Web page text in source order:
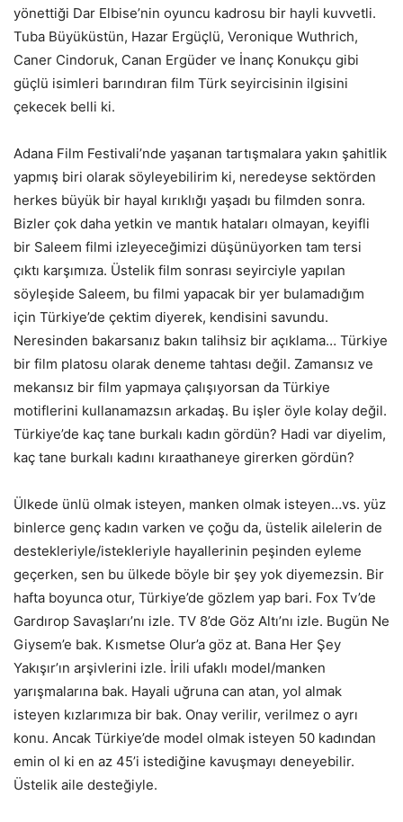
yönettiği Dar Elbise’nin oyuncu kadrosu bir hayli kuvvetli.
Tuba Büyüküstün, Hazar Ergüçlü, Veronique Wuthrich,
Caner Cindoruk, Canan Ergüder ve İnanç Konukçu gibi
güçlü isimleri barındıran film Türk seyircisinin ilgisini
çekecek belli ki.
Adana Film Festivali’nde yaşanan tartışmalara yakın şahitlik
yapmış biri olarak söyleyebilirim ki, neredeyse sektörden
herkes büyük bir hayal kırıklığı yaşadı bu filmden sonra.
Bizler çok daha yetkin ve mantık hataları olmayan, keyifli
bir Saleem filmi izleyeceğimizi düşünüyorken tam tersi
çıktı karşımıza. Üstelik film sonrası seyirciyle yapılan
söyleşide Saleem, bu filmi yapacak bir yer bulamadığım
için Türkiye’de çektim diyerek, kendisini savundu.
Neresinden bakarsanız bakın talihsiz bir açıklama… Türkiye
bir film platosu olarak deneme tahtası değil. Zamansız ve
mekansız bir film yapmaya çalışıyorsan da Türkiye
motiflerini kullanamazsın arkadaş. Bu işler öyle kolay değil.
Türkiye’de kaç tane burkalı kadın gördün? Hadi var diyelim,
kaç tane burkalı kadını kıraathaneye girerken gördün?
Ülkede ünlü olmak isteyen, manken olmak isteyen…vs. yüz
binlerce genç kadın varken ve çoğu da, üstelik ailelerin de
destekleriyle/istekleriyle hayallerinin peşinden eyleme
geçerken, sen bu ülkede böyle bir şey yok diyemezsin. Bir
hafta boyunca otur, Türkiye’de gözlem yap bari. Fox Tv’de
Gardırop Savaşları’nı izle. TV 8’de Göz Altı’nı izle. Bugün Ne
Giysem’e bak. Kısmetse Olur’a göz at. Bana Her Şey
Yakışır’ın arşivlerini izle. İrili ufaklı model/manken
yarışmalarına bak. Hayali uğruna can atan, yol almak
isteyen kızlarımıza bir bak. Onay verilir, verilmez o ayrı
konu. Ancak Türkiye’de model olmak isteyen 50 kadından
emin ol ki en az 45’i istediğine kavuşmayı deneyebilir.
Üstelik aile desteğiyle.